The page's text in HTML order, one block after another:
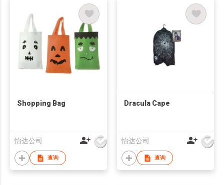
Shopping Bag
怡达公司
查询
Dracula Cape
怡达公司
查询